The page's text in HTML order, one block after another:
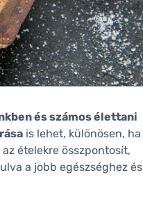
és számos élettani
is lehet, különösen, ha
ételekre összpontosít,
a jobb egészséghez és